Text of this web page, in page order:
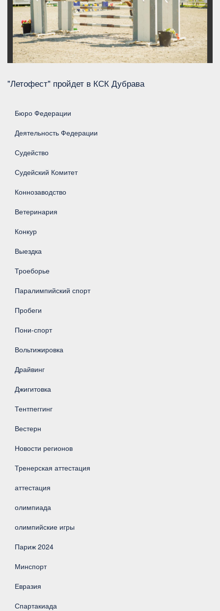
Бюро Федерации
Деятельность Федерации
Судейство
Судейский Комитет
Коннозаводство
Ветеринария
Конкур
Выездка
Троеборье
Паралимпийский спорт
Пробеги
Пони-спорт
Вольтижировка
Драйвинг
Джигитовка
Тентпеггинг
Вестерн
Новости регионов
Тренерская аттестация
аттестация
олимпиада
олимпийские игры
Париж 2024
Минспорт
Евразия
Спартакиада
"Летофест" пройдет в КСК Дубрава